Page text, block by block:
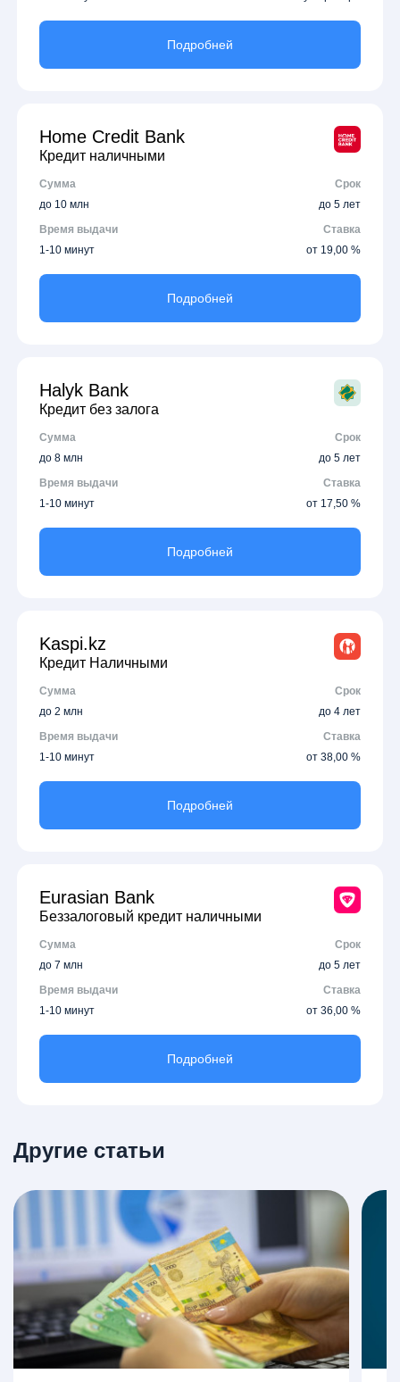
Подробней
Home Credit Bank
Кредит наличными
Сумма
Срок
до 10 млн
до 5 лет
Время выдачи
Ставка
1-10 минут
от 19,00 %
Подробней
Halyk Bank
Кредит без залога
Сумма
Срок
до 8 млн
до 5 лет
Время выдачи
Ставка
1-10 минут
от 17,50 %
Подробней
Kaspi.kz
Кредит Наличными
Сумма
Срок
до 2 млн
до 4 лет
Время выдачи
Ставка
1-10 минут
от 38,00 %
Подробней
Eurasian Bank
Беззалоговый кредит наличными
Сумма
Срок
до 7 млн
до 5 лет
Время выдачи
Ставка
1-10 минут
от 36,00 %
Подробней
Другие статьи